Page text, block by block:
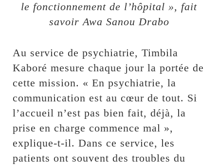
le fonctionnement de l’hôpital », fait
savoir Awa Sanou Drabo
Au service de psychiatrie, Timbila
Kaboré mesure chaque jour la portée de
cette mission. « En psychiatrie, la
communication est au cœur de tout. Si
l’accueil n’est pas bien fait, déjà, la
prise en charge commence mal »,
explique-t-il. Dans ce service, les
patients ont souvent des troubles du